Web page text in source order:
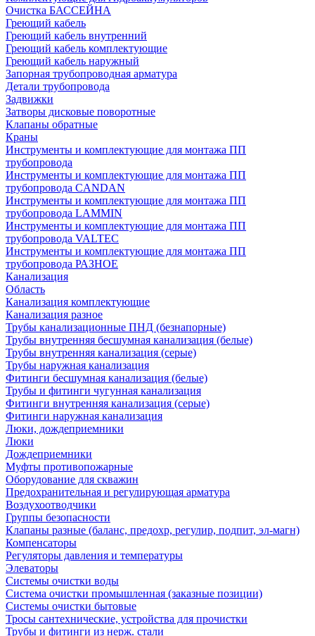
Очистка БАССЕЙНА
Греющий кабель
Греющий кабель внутренний
Греющий кабель комплектующие
Греющий кабель наружный
Запорная трубопроводная арматура
Детали трубопровода
Задвижки
Затворы дисковые поворотные
Клапаны обратные
Краны
Инструменты и комплектующие для монтажа ПП
трубопровода
Инструменты и комплектующие для монтажа ПП
трубопровода CANDAN
Инструменты и комплектующие для монтажа ПП
трубопровода LAMMIN
Инструменты и комплектующие для монтажа ПП
трубопровода VALTEC
Инструменты и комплектующие для монтажа ПП
трубопровода РАЗНОЕ
Канализация
Область
Канализация комплектующие
Канализация разное
Трубы канализационные ПНД (безнапорные)
Трубы внутренняя бесшумная канализация (белые)
Трубы внутренняя канализация (серые)
Трубы наружная канализация
Фитинги бесшумная канализация (белые)
Трубы и фитинги чугунная канализация
Фитинги внутренняя канализация (серые)
Фитинги наружная канализация
Люки, дождеприемники
Люки
Дождеприемники
Муфты противопожарные
Оборудование для скважин
Предохранительная и регулирующая арматура
Воздухоотводчики
Группы безопасности
Клапаны разные (баланс, предохр, регулир, подпит, эл-магн)
Компенсаторы
Регуляторы давления и температуры
Элеваторы
Системы очистки воды
Система очистки промышленная (заказные позиции)
Системы очистки бытовые
Тросы сантехнические, устройства для прочистки
Трубы и фитинги из нерж. стали